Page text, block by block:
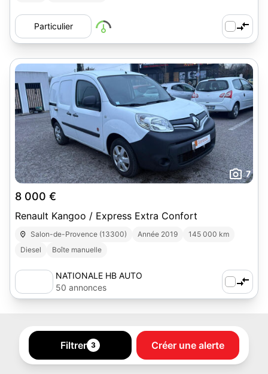
Particulier
7
8 000 €
Renault Kangoo / Express Extra Confort
Salon-de-Provence (13300) Année 2019
145 000 km
Diesel
Boîte manuelle
NATIONALE HB AUTO
50 annonces
Filtrer 3 Créer une alerte